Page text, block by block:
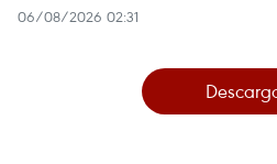
06/08/2026 02:31